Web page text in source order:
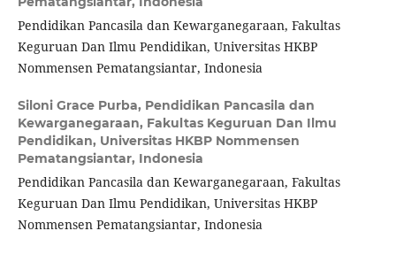
Pendidikan Pancasila dan Kewarganegaraan, Fakultas
Keguruan Dan Ilmu Pendidikan, Universitas HKBP
Nommensen Pematangsiantar, Indonesia
Siloni Grace Purba, Pendidikan Pancasila dan
Kewarganegaraan, Fakultas Keguruan Dan Ilmu
Pendidikan, Universitas HKBP Nommensen
Pematangsiantar, Indonesia
Pendidikan Pancasila dan Kewarganegaraan, Fakultas
Keguruan Dan Ilmu Pendidikan, Universitas HKBP
Nommensen Pematangsiantar, Indonesia